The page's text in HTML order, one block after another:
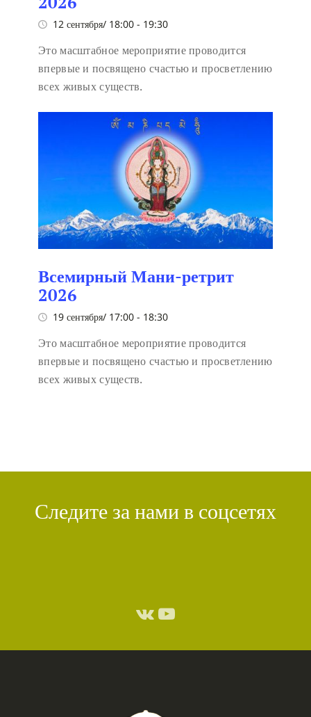
12 сентября/ 18:00 - 19:30
Это масштабное мероприятие проводится
впервые и посвящено счастью и просветлению
всех живых существ.
Всемирный Мани-ретрит
2026
19 сентября/ 17:00 - 18:30
Это масштабное мероприятие проводится
впервые и посвящено счастью и просветлению
всех живых существ.
Следите за нами в соцсетях